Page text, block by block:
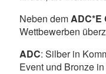
Neben demADC*E
Wettbewerben
ADC: Silber in
Event und Bronze